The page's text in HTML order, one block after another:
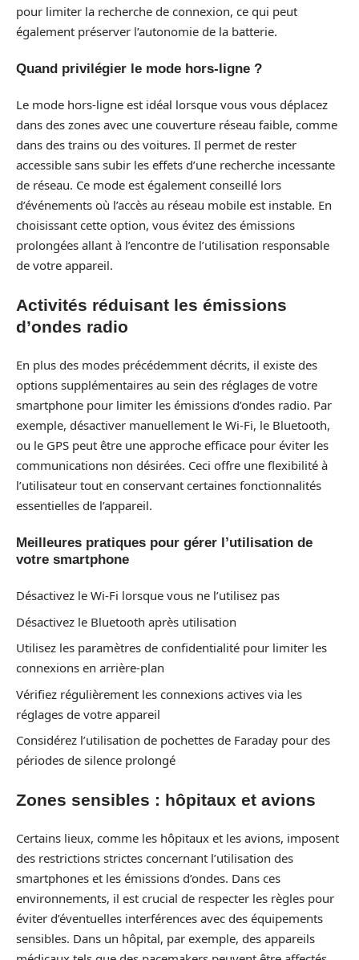
pour limiter la recherche de connexion, ce qui peut
également préserver l’autonomie de la batterie.
Quand privilégier le mode hors-ligne ?
Le mode hors-ligne est idéal lorsque vous vous déplacez
dans des zones avec une couverture réseau faible, comme
dans des trains ou des voitures. Il permet de rester
accessible sans subir les effets d’une recherche incessante
de réseau. Ce mode est également conseillé lors
d’événements où l’accès au réseau mobile est instable. En
choisissant cette option, vous évitez des émissions
prolongées allant à l’encontre de l’utilisation responsable
de votre appareil.
Activités réduisant les émissions
d’ondes radio
En plus des modes précédemment décrits, il existe des
options supplémentaires au sein des réglages de votre
smartphone pour limiter les émissions d’ondes radio. Par
exemple, désactiver manuellement le Wi-Fi, le Bluetooth,
ou le GPS peut être une approche efficace pour éviter les
communications non désirées. Ceci offre une flexibilité à
l’utilisateur tout en conservant certaines fonctionnalités
essentielles de l’appareil.
Meilleures pratiques pour gérer l’utilisation de
votre smartphone
Désactivez le Wi-Fi lorsque vous ne l’utilisez pas
Désactivez le Bluetooth après utilisation
Utilisez les paramètres de confidentialité pour limiter les
connexions en arrière-plan
Vérifiez régulièrement les connexions actives via les
réglages de votre appareil
Considérez l’utilisation de pochettes de Faraday pour des
périodes de silence prolongé
Zones sensibles : hôpitaux et avions
Certains lieux, comme les hôpitaux et les avions, imposent
des restrictions strictes concernant l’utilisation des
smartphones et les émissions d’ondes. Dans ces
environnements, il est crucial de respecter les règles pour
éviter d’éventuelles interférences avec des équipements
sensibles. Dans un hôpital, par exemple, des appareils